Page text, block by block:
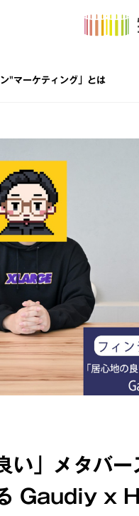
"マーケティング」とは
い」メタバ
る Gaudiy x